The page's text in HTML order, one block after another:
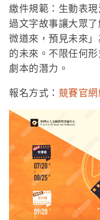
繳件規範：生動表
過文字故事讓大眾
微道來，預見未來
的未來。不限任何
劇本的潛力。
報名方式： 競賽官